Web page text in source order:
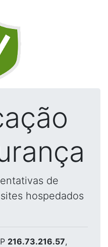
de
hospedados
216.73.216.57,